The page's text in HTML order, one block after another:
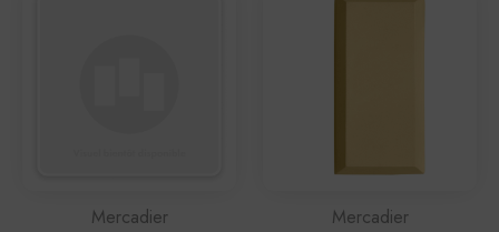
Mercadier Mercadier